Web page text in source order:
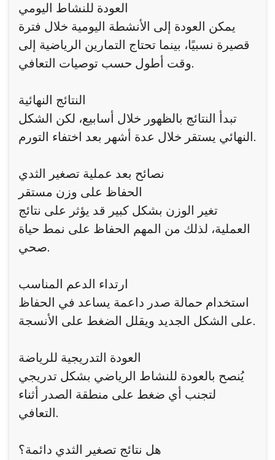
العودة للنشاط اليومي
يمكن العودة إلى الأنشطة اليومية خلال فترة
قصيرة نسبيًا، بينما تحتاج التمارين الرياضية إلى
وقت أطول حسب توصيات التعافي.
النتائج النهائية
تبدأ النتائج بالظهور خلال أسابيع، لكن الشكل
النهائي يستقر خلال عدة أشهر بعد اختفاء التورم.
نصائح بعد عملية تصغير الثدي
الحفاظ على وزن مستقر
تغير الوزن بشكل كبير قد يؤثر على نتائج
العملية، لذلك من المهم الحفاظ على نمط حياة
صحي.
ارتداء الدعم المناسب
استخدام حمالة صدر داعمة يساعد في الحفاظ
على الشكل الجديد ويقلل الضغط على الأنسجة.
العودة التدريجية للرياضة
يُنصح بالعودة للنشاط الرياضي بشكل تدريجي
لتجنب أي ضغط على منطقة الصدر أثناء
التعافي.
هل نتائج تصغير الثدي دائمة؟